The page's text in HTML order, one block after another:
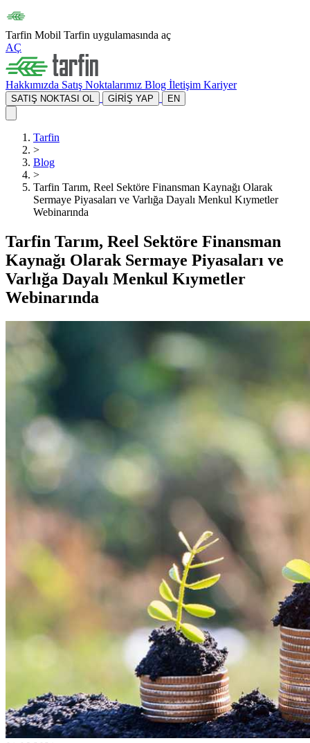
Tarfin Mobil Tarfin uygulamasında aç
AÇ
Hakkımızda Satış Noktalarımız Blog İletişim Kariyer
SATIŞ NOKTASI OL GİRİŞ YAP EN
Tarfin
>
Blog
>
Tarfin Tarım, Reel Sektöre Finansman Kaynağı Olarak
Sermaye Piyasaları ve Varlığa Dayalı Menkul Kıymetler
Webinarında
Tarfin Tarım, Reel Sektöre Finansman
Kaynağı Olarak Sermaye Piyasaları ve
Varlığa Dayalı Menkul Kıymetler
Webinarında